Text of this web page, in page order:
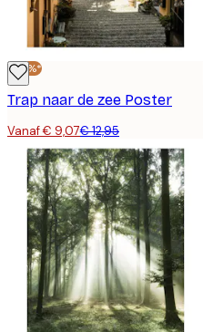
-30%*
Trap naar de zee Poster
Vanaf € 9,07€ 12,95